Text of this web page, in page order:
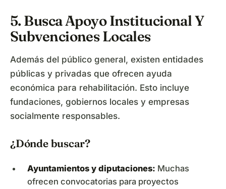
5. Busca Apoyo Institucional Y
Subvenciones Locales
Además del público general, existen entidades
públicas y privadas que ofrecen ayuda
económica para rehabilitación. Esto incluye
fundaciones, gobiernos locales y empresas
socialmente responsables.
¿Dónde buscar?
Ayuntamientos y diputaciones: Muchas
ofrecen convocatorias para proyectos